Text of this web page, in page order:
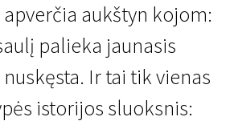
aukštyn kojom:
palieka jaunasis
Ir tai tik vienas
istorijos sluoksnis: